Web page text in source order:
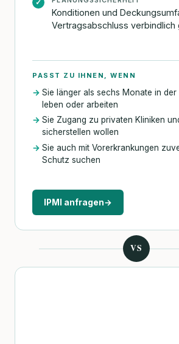
✓
Konditionen und
Vertragsabschluss verbindlich
PASST ZU IHNEN, WENN
Sie länger als sechs Monate in der
leben oder arbeiten
Sie Zugang zu privaten Kliniken
sicherstellen wollen
Sie auch mit Vorerkrankungen
Schutz suchen
IPMI anfragen→
VS